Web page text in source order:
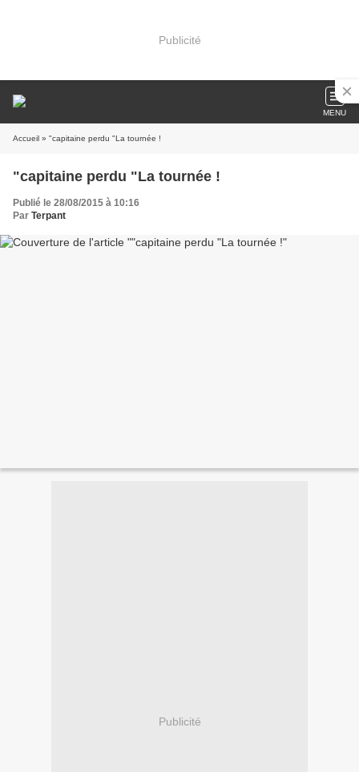
Publicité
MENU
Accueil » "capitaine perdu "La tournée !
"capitaine perdu "La tournée !
Publié le 28/08/2015 à 10:16
Par Terpant
Publicité